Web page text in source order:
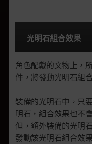
光明石組合效果
角色配戴的文物上，
件，將發動光明石組
裝備的光明石中，只
明石，組合效果也不
但，額外裝備的光明
發動該光明石組合效